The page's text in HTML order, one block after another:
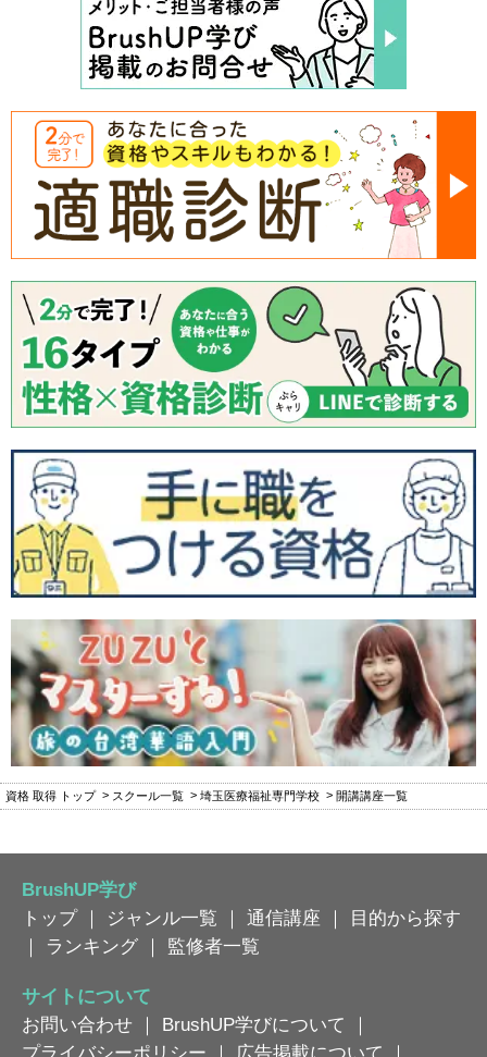
資格 取得 トップ スクール一覧 埼玉医療福祉専門学校 開講講座一覧
BrushUP学び
トップ｜ ジャンル一覧 ｜ 通信講座 ｜
目的から探す
｜
ランキング ｜ 監修者一覧
サイトについて
お問い合わせ ｜ BrushUP学びについて
｜
プライバシーポリシー ｜ 広告掲載について ｜